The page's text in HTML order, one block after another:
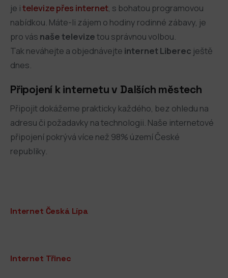
je itelevize přes internet, s bohatou programovou
nabídkou. Máte-li zájem o hodiny rodinné zábavy, je
pro vás naše televizetou správnou volbou.
Tak neváhejte a objednávejte internet Liberec ještě
dnes.
Připojení k internetu v Dalších městech
Připojit dokážeme prakticky každého, bez ohledu na
adresu či požadavky na technologii. Naše internetové
připojení pokrývá více než 98% území České
republiky.
Internet Česká Lípa
Internet Třinec